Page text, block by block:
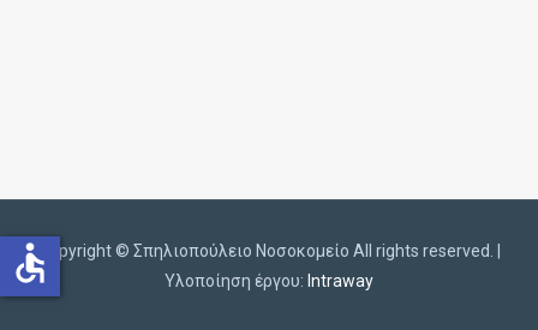
Copyright ©️ Σπηλιοπούλειο Νοσοκομείο All rights reserved. |
Υλοποίηση έργου: Intraway
accessible